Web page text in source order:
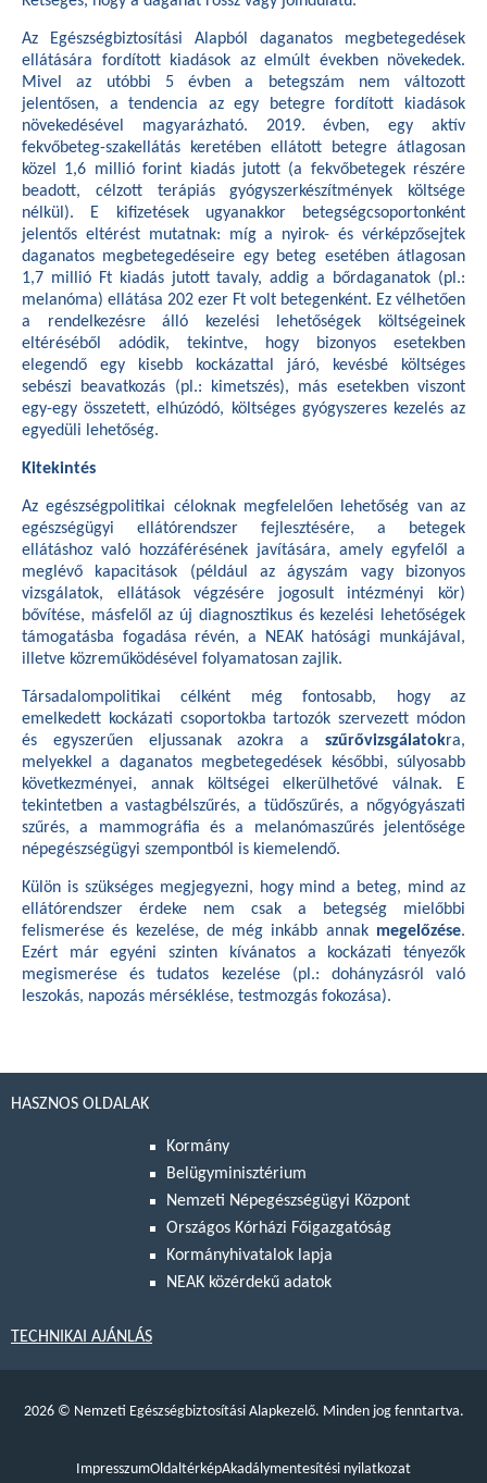
Az Egészségbiztosítási Alapból daganatos megbetegedések
ellátására fordított kiadások az elmúlt években növekedek.
Mivel az utóbbi 5 évben a betegszám nem változott
jelentősen, a tendencia az egy betegre fordított kiadások
növekedésével magyarázható. 2019. évben, egy aktív
fekvőbeteg-szakellátás keretében ellátott betegre átlagosan
közel 1,6 millió forint kiadás jutott (a fekvőbetegek részére
beadott, célzott terápiás gyógyszerkészítmények költsége
nélkül). E kifizetések ugyanakkor betegségcsoportonként
jelentős eltérést mutatnak: míg a nyirok- és vérképzősejtek
daganatos megbetegedéseire egy beteg esetében átlagosan
1,7 millió Ft kiadás jutott tavaly, addig a bőrdaganatok (pl.:
melanóma) ellátása 202 ezer Ft volt betegenként. Ez vélhetően
a rendelkezésre álló kezelési lehetőségek költségeinek
eltéréséből adódik, tekintve, hogy bizonyos esetekben
elegendő egy kisebb kockázattal járó, kevésbé költséges
sebészi beavatkozás (pl.: kimetszés), más esetekben viszont
egy-egy összetett, elhúzódó, költséges gyógyszeres kezelés az
egyedüli lehetőség.
Kitekintés
Az egészségpolitikai céloknak megfelelően lehetőség van az
egészségügyi ellátórendszer fejlesztésére, a betegek
ellátáshoz való hozzáférésének javítására, amely egyfelől a
meglévő kapacitások (például az ágyszám vagy bizonyos
vizsgálatok, ellátások végzésére jogosult intézményi kör)
bővítése, másfelől az új diagnosztikus és kezelési lehetőségek
támogatásba fogadása révén, a NEAK hatósági munkájával,
illetve közreműködésével folyamatosan zajlik.
Társadalompolitikai célként még fontosabb, hogy az
emelkedett kockázati csoportokba tartozók szervezett módon
és egyszerűen eljussanak azokra a szűrővizsgálatokra,
melyekkel a daganatos megbetegedések későbbi, súlyosabb
következményei, annak költségei elkerülhetővé válnak. E
tekintetben a vastagbélszűrés, a tüdőszűrés, a nőgyógyászati
szűrés, a mammográfia és a melanómaszűrés jelentősége
népegészségügyi szempontból is kiemelendő.
Külön is szükséges megjegyezni, hogy mind a beteg, mind az
ellátórendszer érdeke nem csak a betegség mielőbbi
felismerése és kezelése, de még inkább annak megelőzése.
Ezért már egyéni szinten kívánatos a kockázati tényezők
megismerése és tudatos kezelése (pl.: dohányzásról való
leszokás, napozás mérséklése, testmozgás fokozása).
HASZNOS OLDALAK
Kormány
Belügyminisztérium
Nemzeti Népegészségügyi Központ
Országos Kórházi Főigazgatóság
Kormányhivatalok lapja
NEAK közérdekű adatok
TECHNIKAI AJÁNLÁS
2026 © Nemzeti Egészségbiztosítási Alapkezelő. Minden jog fenntartva.
ImpresszumOldaltérképAkadálymentesítési nyilatkozat